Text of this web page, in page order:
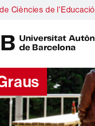
Ciències de l'Educació